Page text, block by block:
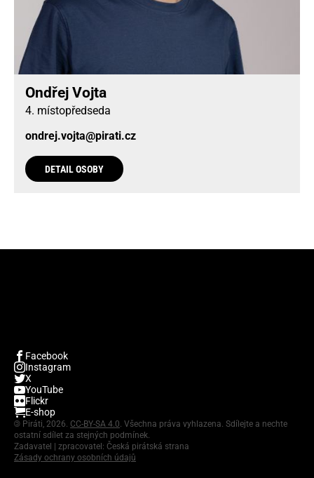
Ondřej Vojta
4. místopředseda
ondrej.vojta@pirati.cz
DETAIL OSOBY
Facebook
Instagram
X
YouTube
Flickr
E-shop
© Piráti, 2026. CC-BY-SA 4.0. Všechna práva vyhlazena. Sdílejte a nechte
ostatní sdílet za stejných podmínek.
Zadavatel | zpracovatel: Česká pirátská strana
Zásady ochrany osobních údajů